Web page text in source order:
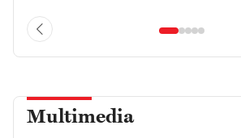
Multimedia